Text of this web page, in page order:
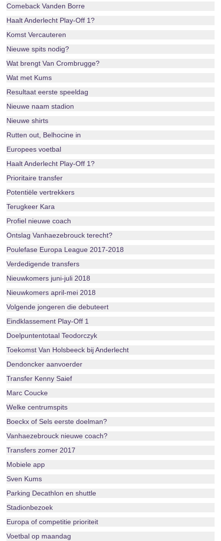
Comeback Vanden Borre
Haalt Anderlecht Play-Off 1?
Komst Vercauteren
Nieuwe spits nodig?
Wat brengt Van Crombrugge?
Wat met Kums
Resultaat eerste speeldag
Nieuwe naam stadion
Nieuwe shirts
Rutten out, Belhocine in
Europees voetbal
Haalt Anderlecht Play-Off 1?
Prioritaire transfer
Potentiële vertrekkers
Terugkeer Kara
Profiel nieuwe coach
Ontslag Vanhaezebrouck terecht?
Poulefase Europa League 2017-2018
Verdedigende transfers
Nieuwkomers juni-juli 2018
Nieuwkomers april-mei 2018
Volgende jongeren die debuteert
Eindklassement Play-Off 1
Doelpuntentotaal Teodorczyk
Toekomst Van Holsbeeck bij Anderlecht
Dendoncker aanvoerder
Transfer Kenny Saief
Marc Coucke
Welke centrumspits
Boeckx of Sels eerste doelman?
Vanhaezebrouck nieuwe coach?
Transfers zomer 2017
Mobiele app
Sven Kums
Parking Decathlon en shuttle
Stadionbezoek
Europa of competitie prioriteit
Voetbal op maandag